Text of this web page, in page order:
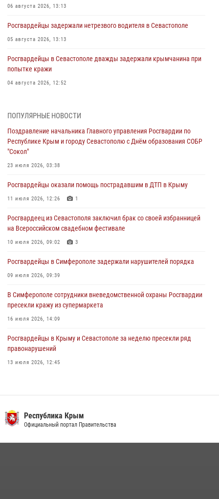
06 августа 2026, 13:13
Росгвардейцы задержали нетрезвого водителя в Севастополе
05 августа 2026, 13:13
Росгвардейцы в Севастополе дважды задержали крымчанина при
попытке кражи
04 августа 2026, 12:52
мужчину
Росгвардия в Крыму и Севастополе задержала ряд
правонарушителей
03 августа 2026, 14:08
В Симферополе росгвардейцы задержали гражданина,
подозреваемого в совершении серии краж
Росгвардейцы оперативно задержали нарушителя на охраняемом
объекте в Севастополе
ПОПУЛЯРНЫЕ НОВОСТИ
Поздравление начальника Главного управления Росгвардии по
Республике Крым и городу Севастополю с Днём образования СОБР
"Сокол"
23 июля 2026, 03:38
Росгвардейцы оказали помощь пострадавшим в ДТП в Крыму
11 июля 2026, 12:26 1
Росгвардеец из Севастополя заключил брак со своей избранницей
на Всероссийском свадебном фестивале
10 июля 2026, 09:02 3
Росгвардейцы в Симферополе задержали нарушителей порядка
09 июля 2026, 09:39
В Симферополе сотрудники вневедомственной охраны Росгвардии
пресекли кражу из супермаркета
16 июля 2026, 14:09
Росгвардейцы в Крыму и Севастополе за неделю пресекли ряд
правонарушений
13 июля 2026, 12:45
В Ялте росгвардейцы задержали подозреваемого в краже
Республика Крым
Официальный портал Правительства